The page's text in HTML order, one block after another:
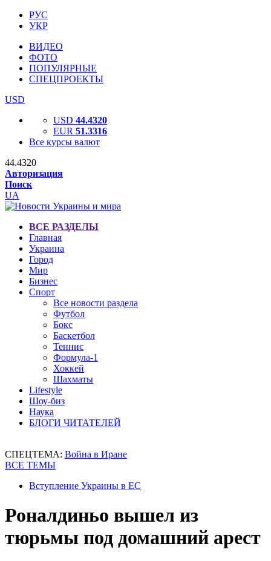
РУС
УКР
ВИДЕО
ФОТО
ПОПУЛЯРНЫЕ
СПЕЦПРОЕКТЫ
USD
USD 44.4320
EUR 51.3316
Все курсы валют
44.4320
Авторизация
Поиск
UA
ВСЕ РАЗДЕЛЫ
Главная
Украина
Город
Мир
Бизнес
Спорт
Все новости раздела
Футбол
Бокс
Баскетбол
Теннис
Формула-1
Хоккей
Шахматы
Lifestyle
Шоу-биз
Наука
БЛОГИ ЧИТАТЕЛЕЙ
СПЕЦТЕМА: Война в Иране
ВСЕ ТЕМЫ
Вступление Украины в ЕС
Роналдиньо вышел из
тюрьмы под домашний арест